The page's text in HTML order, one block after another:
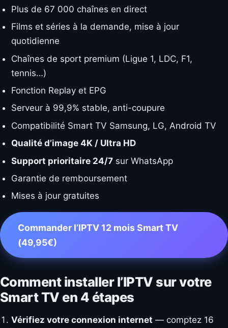
Plus de 67 000 chaînes en direct
Films et séries à la demande, mise à jour
quotidienne
Chaînes de sport premium (Ligue 1, LDC, F1,
tennis…)
Fonction Replay et EPG
Serveur à 99,9% stable, anti-coupure
Compatibilité Smart TV Samsung, LG, Android TV
Qualité d’image 4K / Ultra HD
Support prioritaire 24/7 sur WhatsApp
Garantie de remboursement
Mises à jour gratuites
Commander l’IPTV 12 mois Smart TV
(49,95€)
Comment installer l’IPTV sur votre
Smart TV en 4 étapes
Vérifiez votre connexion internet — comptez 16